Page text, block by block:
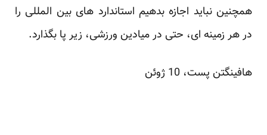
همچنین نباید اجازه بدهیم استاندارد های بین المللی را
در هر زمینه ای، حتی در میادین ورزشی، زیر پا بگذارد.
هافینگتن پست، 10 ژوئن